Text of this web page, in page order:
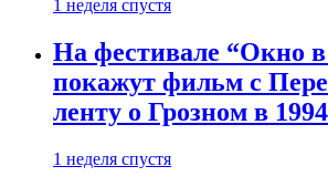
1 неделя спустя
На фестивале “Окно
покажут фильм с
ленту о Грозном в 1994
1 неделя спустя